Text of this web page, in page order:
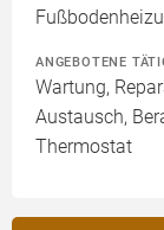
ANGEBOTENE
Wartung,
Austausch,
Thermostat